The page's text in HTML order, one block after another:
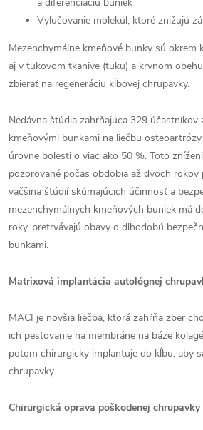
Vylučovanie molekúl, ktoré znižujú
Mezenchymálne kmeňové bunky sú okrem
aj v tukovom tkanive (tuku) a krvnom
zbierať na regeneráciu kĺbovej chrupavky.
Nedávna štúdia zahŕňajúca 329 účastníkov
kmeňovými bunkami na liečbu
úrovne bolesti o viac ako 50 %. Toto
pozorované počas obdobia až dvoch rokov
väčšina štúdií skúmajúcich účinnosť a
mezenchymálnych kmeňových buniek má
roky, pretrvávajú obavy o dlhodobú
bunkami.
Matrixová implantácia autológnej
MACI je novšia liečba, ktorá zahŕňa zber
ich pestovanie na membráne na báze
potom chirurgicky implantuje do kĺbu, aby
chrupavky.
Chirurgická oprava poškodenej chrupavky